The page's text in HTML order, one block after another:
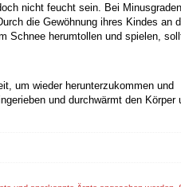
nicht feucht sein. Bei Minusgraden
die Gewöhnung ihres Kindes an
Schnee herumtollen und spielen,
um wieder herunterzukommen und
und durchwärmt den Körper